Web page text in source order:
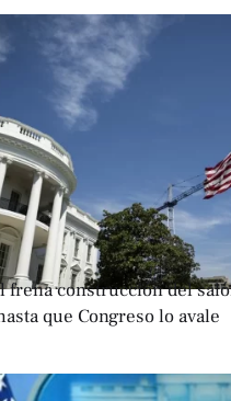
frena construcción del
que Congreso lo avale